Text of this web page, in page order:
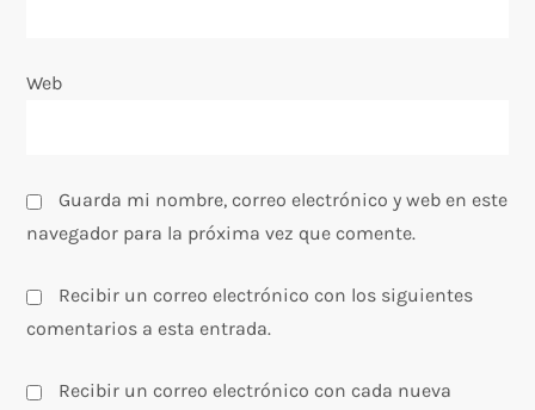
Web
Guarda mi nombre, correo electrónico y web en este
navegador para la próxima vez que comente.
Recibir un correo electrónico con los siguientes
comentarios a esta entrada.
Recibir un correo electrónico con cada nueva